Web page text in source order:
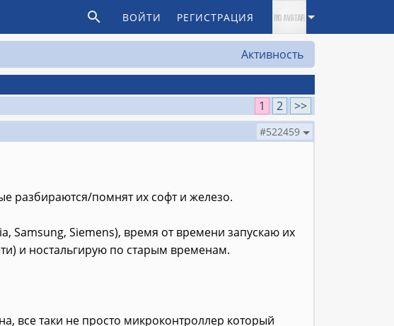
ВОЙТИ РЕГИСТРАЦИЯ
Активность
1
2 >>
#522459
разбираются/помнят их софт и железо.
Samsung, Siemens), время от времени запускаю их
и ностальгирую по старым временам.
все таки не просто микроконтроллер который